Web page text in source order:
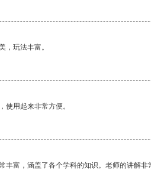
，玩法丰富。
使用起来非常方便。
丰富，涵盖了各个学科的知识。老师的讲解非